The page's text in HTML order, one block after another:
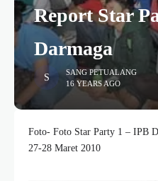
Report Star
Darmaga
SANG PETUALANG
16 YEARS AGO
Foto- Foto Star Party 1 – IPB
27-28 Maret 2010